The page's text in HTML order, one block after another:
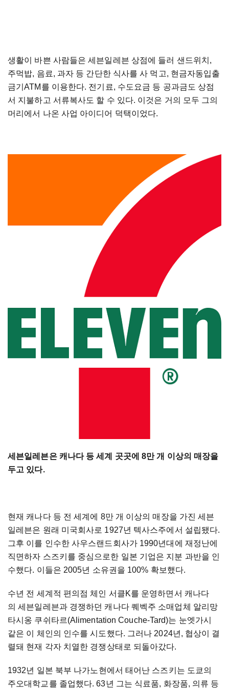
생활이 바쁜 사람들은 세븐일레븐 상점에 들러 샌드위치,
주먹밥, 음료, 과자 등 간단한 식사를 사 먹고, 현금자동입출
금기ATM를 이용한다. 전기료, 수도요금 등 공과금도 상점
서 지불하고 서류복사도 할 수 있다. 이것은 거의 모두 그의
머리에서 나온 사업 아이디어 덕택이었다.
세븐일레븐은 캐나다 등 세계 곳곳에 8만 개 이상의 매장을
두고 있다.
현재 캐나다 등 전 세계에 8만 개 이상의 매장을 가진 세븐
일레븐은 원래 미국회사로 1927년 텍사스주에서 설립됐다.
그후 이를 인수한 사우스랜드회사가 1990년대에 재정난에
직면하자 스즈키를 중심으로한 일본 기업은 지분 과반을 인
수했다. 이들은 2005년 소유권을 100% 확보했다.
수년 전 세계적 편의점 체인 서클K를 운영하면서 캐나다
의 세븐일레븐과 경쟁하던 캐나다 퀘벡주 소매업체 알리망
타시옹 쿠쉬타르(Alimentation Couche-Tard)는 눈엣가시
같은 이 체인의 인수를 시도했다. 그러나 2024년, 협상이 결
렬돼 현재 각자 치열한 경쟁상태로 되돌아갔다.
1932년 일본 북부 나가노현에서 태어난 스즈키는 도쿄의
주오대학교를 졸업했다. 63년 그는 식료품, 화장품, 의류 등